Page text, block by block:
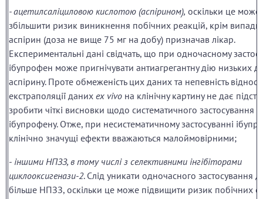
- ацетилсаліциловою кислотою (аспірином), оскільки це може
збільшити ризик виникнення побічних реакцій, крім
аспірин (доза не вище 75 мг на добу) призначав лікар.
Експериментальні дані свідчать, що при одночасному
ібупрофен може пригнічувати антиагрегантну дію низьких
аспірину. Проте обмеженість цих даних та непевність
екстраполяції даних ex vivo на клінічну картину не дає
зробити чіткі висновки щодо систематичного застосування
ібупрофену. Отже, при несистематичному застосуванні
клінічно значущі ефекти вважаються малоймовірними;
- іншими НПЗЗ, в тому числі з селективними інгібіторами
циклооксигенази-2. Слід уникати одночасного застосування
більше НПЗЗ, оскільки це може підвищити ризик побічних